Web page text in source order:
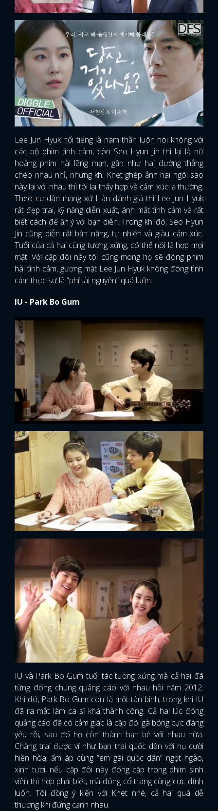
Lee Jun Hyuk nổi tiếng là nam thần luôn nói không với
các bộ phim tình cảm, còn Seo Hyun Jin thì lại là nữ
hoàng phim hài lãng mạn, gần như hai đường thẳng
chéo nhau nhỉ, nhưng khi Knet ghép ảnh hai ngôi sao
này lại với nhau thì tôi lại thấy hợp và cảm xúc lạ thường.
Theo cư dân mạng xứ Hàn đánh giá thì Lee Jun Hyuk
rất đẹp trai, kỹ năng diễn xuất, ánh mắt tình cảm và rất
biết cách để ăn ý với bạn diễn. Trong khi đó, Seo Hyun
Jin cũng diễn rất bản năng, tự nhiên và giàu cảm xúc.
Tuổi của cả hai cũng tương xứng, có thể nói là hợp mọi
mặt. Với cặp đôi này tôi cũng mong họ sẽ đóng phim
hài tình cảm, gương mặt Lee Jun Hyuk không đóng tình
cảm thực sự là “phí tài nguyên” quá luôn.
IU - Park Bo Gum
IU và Park Bo Gum tuổi tác tương xứng mà cả hai đã
từng đóng chung quảng cáo với nhau hồi năm 2012.
Khi đó, Park Bo Gum còn là một tân binh, trong khi IU
đã ra mắt làm ca sĩ khá thành công. Cả hai lúc đóng
quảng cáo đã có cảm giác là cặp đôi gà bông cực đáng
yêu rồi, sau đó họ còn thành bạn bè với nhau nữa.
Chàng trai được ví như bạn trai quốc dân với nụ cười
hiền hòa, ấm áp cùng “em gái quốc dân” ngọt ngào,
xinh tươi, nếu cặp đôi này đóng cặp trong phim sinh
viên thì hợp phải biết, mà đóng cổ trang cũng cực đỉnh
luôn. Tôi đồng ý kiến với Knet nhé, cả hai quá dễ
thương khi đứng cạnh nhau.